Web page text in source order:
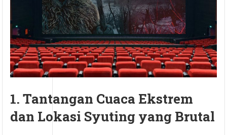
1. Tantangan Cuaca Ekstrem
dan Lokasi Syuting yang Brutal